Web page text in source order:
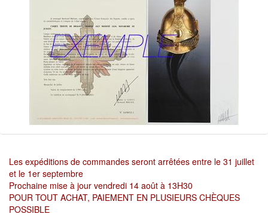
Les expéditions de commandes seront arrêtées entre le 31 juillet
et le 1er septembre
Prochaine mise à jour vendredi 14 août à 13H30
POUR TOUT ACHAT, PAIEMENT EN PLUSIEURS CHÈQUES
POSSIBLE